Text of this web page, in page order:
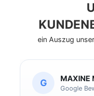
ein Auszug
G MAXINE
Google